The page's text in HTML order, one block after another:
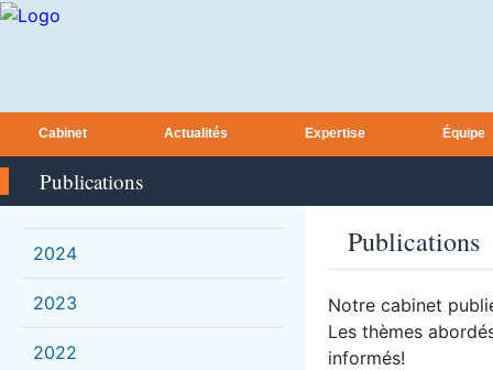
Cabinet Actualités Expertise Équipe
Publications
2024
2023
2022
Publications
Notre cabinet
Les thèmes
informés!